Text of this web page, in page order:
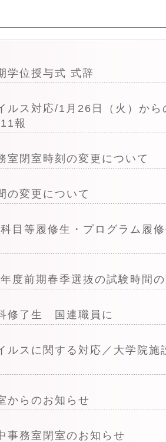
学位授与式 式辞
ルス対応/1月26日（火）か
報
室閉室時刻の変更について
の変更について
目等履修生・プログラム履
年度前期春季選抜の試験時間
修了生 国連職員に
ルスに関する対応／大学院施
からのお知らせ
事務室閉室のお知らせ